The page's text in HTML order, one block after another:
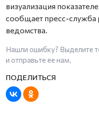
визуализация
сообщает пресс-служба
ведомства.
Нашли ошибку? Выделите
и отправьте ее нам.